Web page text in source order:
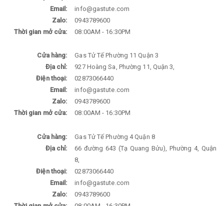
Email:
info@gastute.com
Zalo:
0943789600
Thời gian mở cửa:
08:00AM - 16:30PM
Cửa hàng:
Gas Tử Tế Phường 11 Quận 3
Địa chỉ:
927 Hoàng Sa, Phường 11, Quận 3,
Điện thoại:
02873066440
Email:
info@gastute.com
Zalo:
0943789600
Thời gian mở cửa:
08:00AM - 16:30PM
Cửa hàng:
Gas Tử Tế Phường 4 Quận 8
Địa chỉ:
66 đường 643 (Tạ Quang Bửu), Phường 4, Quận
8,
Điện thoại:
02873066440
Email:
info@gastute.com
Zalo:
0943789600